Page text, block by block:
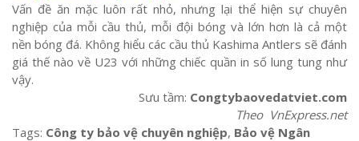
Vấn đề ăn mặc luôn rất nhỏ, nhưng lại thể hiện sự chuyên
nghiệp của mỗi cầu thủ, mỗi đội bóng và lớn hơn là cả một
nền bóng đá. Không hiểu các cầu thủ Kashima Antlers sẽ đánh
giá thế nào về U23 với những chiếc quần in số lung tung như
vậy.
Sưu tầm: Congtybaovedatviet.com
Theo VnExpress.net
Tags: Công ty bảo vệ chuyên nghiệp, Bảo vệ Ngân